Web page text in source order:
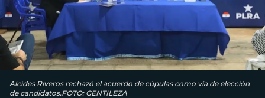
Alcides Riveros rechazó el acuerdo de cúpulas como vía de elección
de candidatos.FOTO: GENTILEZA